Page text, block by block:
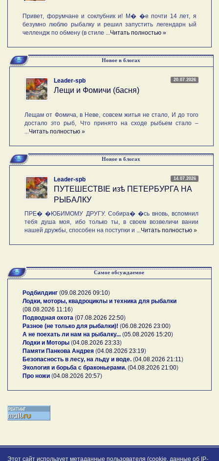
Привет, форумчане и соклубник и! М� �е почти 14 лет, я
безумно люблю рыбалку и решил запустить легендарн ый
челлендж по обмену (в стиле ... Читать полностью »
Новое в блогах
20.07.2026
Leader-spb
Лещи и Фомичи (басня)
Лещам от Фомича, в Неве, совсем житья не стало, И до того
достало это рыб, Что принято на сходе рыбьем стало –
Читать полностью »
Новое в блогах
14.07.2026
Leader-spb
ПУТЕШЕСТВIE изѣ ПЕТЕРБУРГА НА
РЫБАЛКУ
ПРЕ� �ЮБИМОМУ ДРУГУ. Собира� �сь вновь, вспомнил
тебя душа моя, ибо только ты, в своем возвеличи вании
нашей дружбы, способен на поступки и ... Читать полностью »
Самое обсуждаемое
Родбилдинг (09.08.2026 09:10)
Лодки, моторы, квадроциклы и техника для рыбалки
(08.08.2026 11:16)
Подводная охота (07.08.2026 22:50)
Разное (не только для рыбалки)! (06.08.2026 23:00)
А не поехать ли нам на рыбалку... (05.08.2026 15:20)
Лодки и Моторы (04.08.2026 23:33)
Памяти Панкова Андрея (04.08.2026 23:19)
Безопасность в лесу, на льду и воде. (04.08.2026 21:11 )
Экология и борьба с браконьерами. (04.08.2026 21:00)
Про ножи (04.08.2026 20:57)
Этот сайт использует метаданные пользователя (cookie, данные об IP-